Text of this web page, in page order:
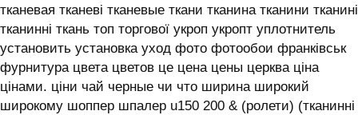
тканевая тканеві тканевые ткани тканина тканини тканині
тканинні ткань топ торгової укроп укропт уплотнитель
установить установка уход фото фотообои франківськ
фурнитура цвета цветов це цена цены церква ціна
цінами. ціни чай черные чи что ширина широкий
широкому шоппер шпалер u150 200 & (ролети) (тканинні